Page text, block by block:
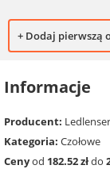
+ Dodaj pierwszą
Informacje
Producent: Ledlenser
Kategoria: Czołowe
Cenyod 182.52 złdo